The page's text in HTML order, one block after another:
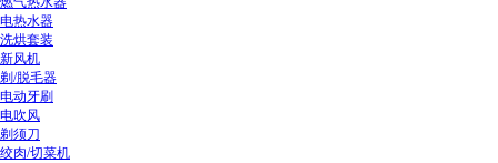
电热水器
洗烘套装
新风机
剃/脱毛器
电动牙刷
电吹风
剃须刀
绞肉/切菜机